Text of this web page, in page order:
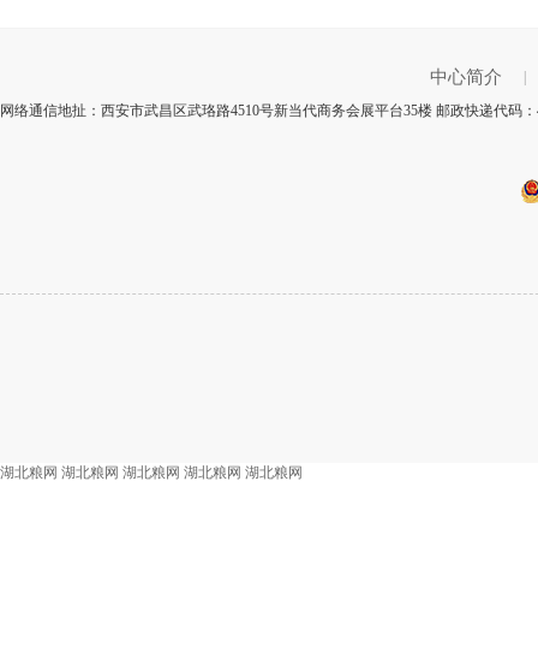
中心简介
网络通信地扯：西安市武昌区武珞路4510号新当代商务会展平台35楼 邮政快递代码
湖北粮网 湖北粮网 湖北粮网 湖北粮网 湖北粮网